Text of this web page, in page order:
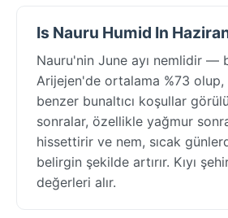
Is Nauru Humid In
Nauru'nin June ayı nemlidir —
Arijejen'de ortalama %73
benzer bunaltıcı koşullar
sonralar, özellikle yağmur
hissettirir ve nem, sıcak
belirgin şekilde artırır. Kıyı
değerleri alır.